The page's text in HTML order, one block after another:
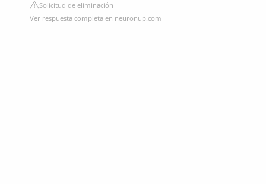
Solicitud de eliminación
Ver respuesta completa en neuronup.com